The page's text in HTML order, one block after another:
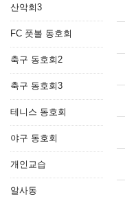
산악회3
FC 풋볼 동호회
축구 동호회2
축구 동호회3
테니스 동호회
야구 동호회
개인교습
알사동